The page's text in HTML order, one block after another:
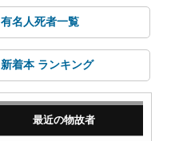
有名人死者一覧
新着本 ランキング
最近の物故者